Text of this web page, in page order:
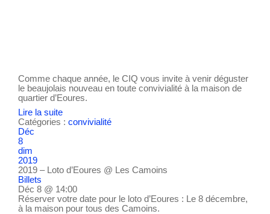
Comme chaque année, le CIQ vous invite à venir déguster
le beaujolais nouveau en toute convivialité à la maison de
quartier d’Eoures.
Lire la suite
Catégories : convivialité
Déc
8
dim
2019
2019 – Loto d’Eoures @ Les Camoins
Billets
Déc 8 @ 14:00
Réserver votre date pour le loto d’Eoures : Le 8 décembre,
à la maison pour tous des Camoins.